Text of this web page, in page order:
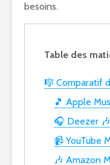
besoins.
Table des
🎼 Comparatif
🎵 Apple
🎧 Deezer 🎶
📹 YouTube
🎶 Amazon